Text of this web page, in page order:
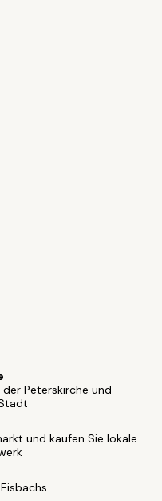
Peterskirche und
und kaufen Sie lokale